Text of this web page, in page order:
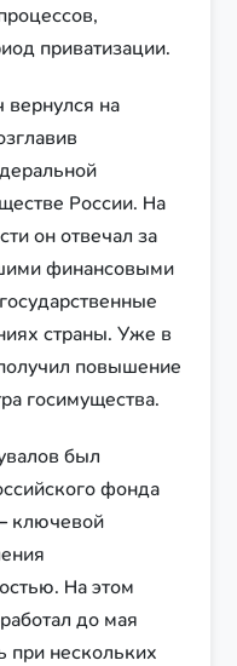
приватизации.
вернулся на
России. На
он отвечал за
финансовыми
страны. Уже в
повышение
госимущества.
был
фонда
ключевой
На этом
до мая
при нескольких